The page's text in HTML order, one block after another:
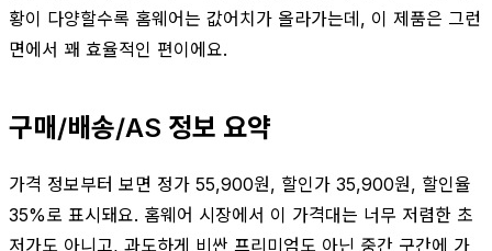
황이 다양할수록 홈웨어는 값어치가 올라가는데, 이 제품은 그런
면에서 꽤 효율적인 편이에요.
구매/배송/AS 정보 요약
가격 정보부터 보면 정가 55,900원, 할인가 35,900원, 할인율
35%로 표시돼요. 홈웨어 시장에서 이 가격대는 너무 저렴한 초
저가도 아니고, 과도하게 비싼 프리미엄도 아닌 중간 구간에 가